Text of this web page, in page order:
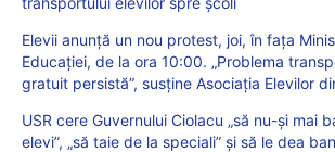
Elevii anunță un nou protest, joi, în fața
Educației, de la ora 10:00. „Problema
gratuit persistă”, susține Asociația Elevilor
USR cere Guvernului Ciolacu „să nu-şi mai
elevi”, „să taie de la speciali” și să le dea